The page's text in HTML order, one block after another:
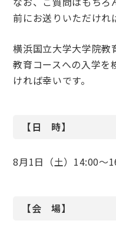
前にお送りいただけれ
横浜国立大学大学院教
教育コースへの入学を
ければ幸いです。
【日 時】
8月1日（土）14:00～
【会 場】